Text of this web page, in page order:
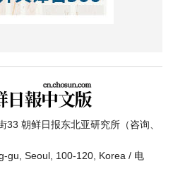
朝鲜日报东北亚研究所（咨询、
gu, Seoul, 100-120, Korea / 电